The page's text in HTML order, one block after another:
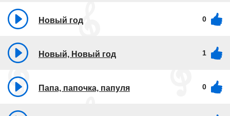
Новый год 0
Новый, Новый год 1
Папа, папочка, папуля 0